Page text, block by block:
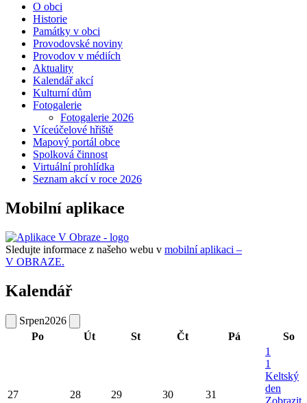
O obci
Historie
Památky v obci
Provodovské noviny
Provodov v médiích
Aktuality
Kalendář akcí
Kulturní dům
Fotogalerie
Fotogalerie 2026
Víceúčelové hřiště
Mapový portál obce
Spolková činnost
Virtuální prohlídka
Seznam akcí v roce 2026
Mobilní aplikace
Sledujte informace z našeho webu v mobilní aplikaci –
V OBRAZE.
Kalendář
Srpen2026
Po
Út St Čt Pá So
27 28 29 30 31
1
1
Keltský
den
Zobrazit